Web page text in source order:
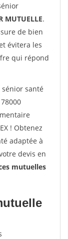
MUTUELLE.
de bien
évitera les
qui répond
santé
! Obtenez
adaptée à
devis en
mutuelles